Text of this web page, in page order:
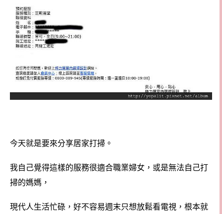
今天就是要來分享居家打掃。
我自己覺得這樣的服務很適合職業婦女，或是無法自己打
掃的媽媽，
現代人生活忙碌，好不容易週末只想放鬆看電視，根本就